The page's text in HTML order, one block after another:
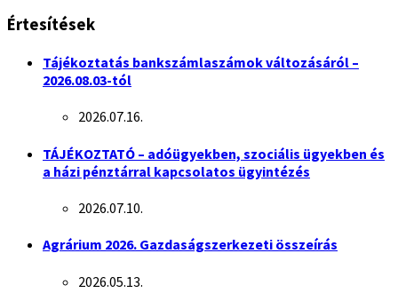
Értesítések
Tájékoztatás bankszámlaszámok változásáról –
2026.08.03-tól
2026.07.16.
TÁJÉKOZTATÓ – adóügyekben, szociális ügyekben és
a házi pénztárral kapcsolatos ügyintézés
2026.07.10.
Agrárium 2026. Gazdaságszerkezeti összeírás
2026.05.13.